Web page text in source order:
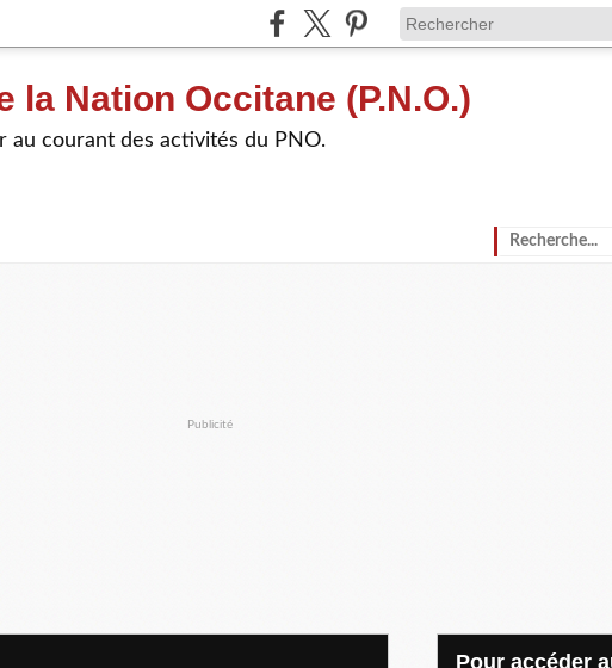
la Nation Occitane (P.N.O.)
au courant des activités du PNO.
Publicité
Pour accéder aux